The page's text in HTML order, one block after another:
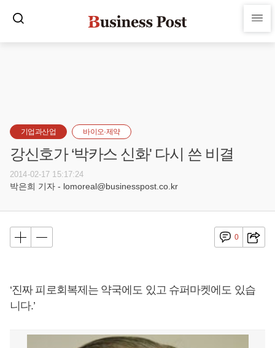
기업과산업 바이오·제약
강신호가 ‘박카스 신화' 다시 쓴 비결
2014-02-17 15:17:24
박은희 기자 - lomoreal@businesspost.co.kr
0
‘진짜 피로회복제는 약국에도 있고 슈퍼마켓에도 있습
니다.’